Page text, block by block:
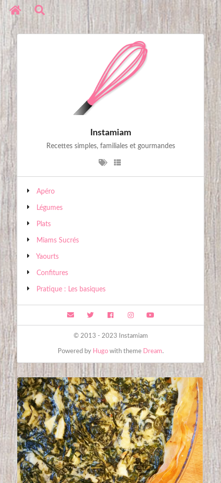
Instamiam
Recettes simples, familiales et gourmandes
Apéro
Légumes
Plats
Miams Sucrés
Yaourts
Confitures
Pratique : Les basiques
© 2013 - 2023 Instamiam
Powered by Hugowith theme Dream.
Réseaux sociaux